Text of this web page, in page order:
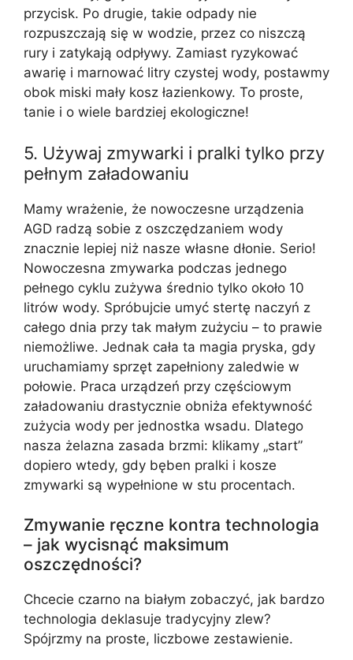
przycisk. Po drugie, takie odpady nie
rozpuszczają się w wodzie, przez co niszczą
rury i zatykają odpływy. Zamiast ryzykować
awarię i marnować litry czystej wody, postawmy
obok miski mały kosz łazienkowy. To proste,
tanie i o wiele bardziej ekologiczne!
5. Używaj zmywarki i pralki tylko przy
pełnym załadowaniu
Mamy wrażenie, że nowoczesne urządzenia
AGD radzą sobie z oszczędzaniem wody
znacznie lepiej niż nasze własne dłonie. Serio!
Nowoczesna zmywarka podczas jednego
pełnego cyklu zużywa średnio tylko około 10
litrów wody. Spróbujcie umyć stertę naczyń z
całego dnia przy tak małym zużyciu – to prawie
niemożliwe. Jednak cała ta magia pryska, gdy
uruchamiamy sprzęt zapełniony zaledwie w
połowie. Praca urządzeń przy częściowym
załadowaniu drastycznie obniża efektywność
zużycia wody per jednostka wsadu. Dlatego
nasza żelazna zasada brzmi: klikamy „start”
dopiero wtedy, gdy bęben pralki i kosze
zmywarki są wypełnione w stu procentach.
Zmywanie ręczne kontra technologia
– jak wycisnąć maksimum
oszczędności?
Chcecie czarno na białym zobaczyć, jak bardzo
technologia deklasuje tradycyjny zlew?
Spójrzmy na proste, liczbowe zestawienie.